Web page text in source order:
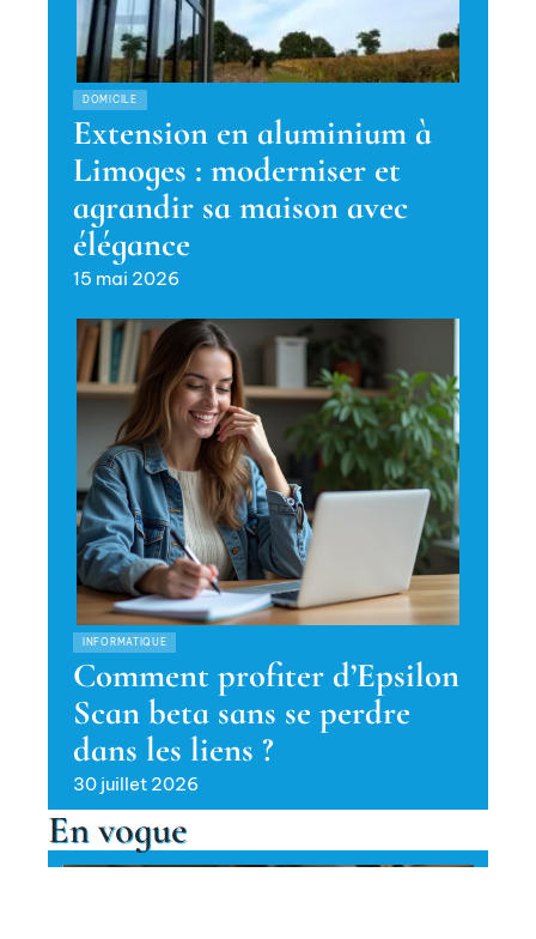
DOMICILE
Extension en aluminium à
Limoges : moderniser et
agrandir sa maison avec
élégance
15 mai 2026
INFORMATIQUE
Comment profiter d’Epsilon
Scan beta sans se perdre
dans les liens ?
30 juillet 2026
En vogue